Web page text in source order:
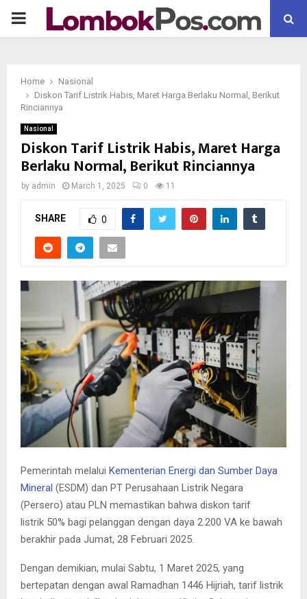
P
M
A
M
E
N
U
Home
Nasional
Diskon Tarif Listrik Habis, Maret Harga Berlaku Normal, Berikut
Rinciannya
Nasional
Diskon Tarif Listrik Habis, Maret Harga
Berlaku Normal, Berikut Rinciannya
by admin March 1, 2025 0 11
SHARE 0
Pemerintah melalui Kementerian Energi dan Sumber Daya
Mineral (ESDM) dan PT Perusahaan Listrik Negara
(Persero) atau PLN memastikan bahwa diskon tarif
listrik 50% bagi pelanggan dengan daya 2.200 VA ke bawah
berakhir pada Jumat, 28 Februari 2025.
Dengan demikian, mulai Sabtu, 1 Maret 2025, yang
bertepatan dengan awal Ramadhan 1446 Hijriah, tarif listrik